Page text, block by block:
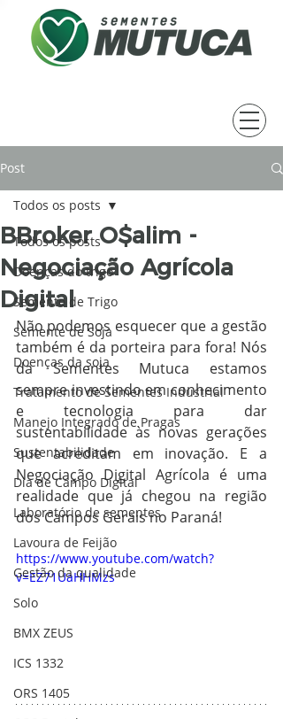
Post
Todos os posts
Doenças do trigo
Semente de Trigo
Semente de Soja
Doenças da soja
Tratamento de Sementes Industrial
Manejo Integrado de Pragas
Sustentabilidade
Dia de Campo Digital
Laboratório de sementes
Lavoura de Feijão
Gestão da qualidade
Solo
BMX ZEUS
ICS 1332
ORS 1405
Todos os posts
BBroker O$alim -
Negociação Agrícola
Digital
Não podemos esquecer que a gestão
também é da porteira para fora! Nós
da Sementes Mutuca estamos
sempre investindo em conhecimento
e tecnologia para dar
sustentabilidade às novas gerações
que acreditam em inovação. E a
Negociação Digital Agrícola é uma
realidade que já chegou na região
dos Campos Gerais no Paraná!
https://www.youtube.com/watch?
v=EZ71UaHHMzs